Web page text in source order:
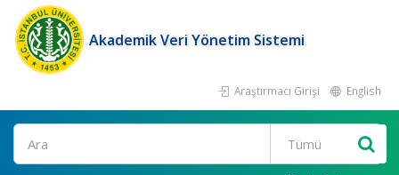
Akademik Veri Yönetim Sistemi
Araştırmacı Girişi English
Ara